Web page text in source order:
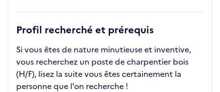
Profil recherché et prérequis
Si vous êtes de nature minutieuse et inventive,
vous recherchez un poste de charpentier bois
(H/F), lisez la suite vous êtes certainement la
personne que l'on recherche !